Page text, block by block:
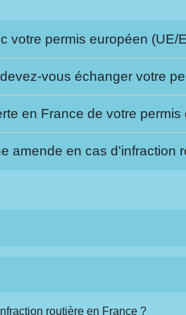
votre permis européen (UE/
vous échanger votre
en France de votre permis
amende en cas d'infraction
routière en France ?